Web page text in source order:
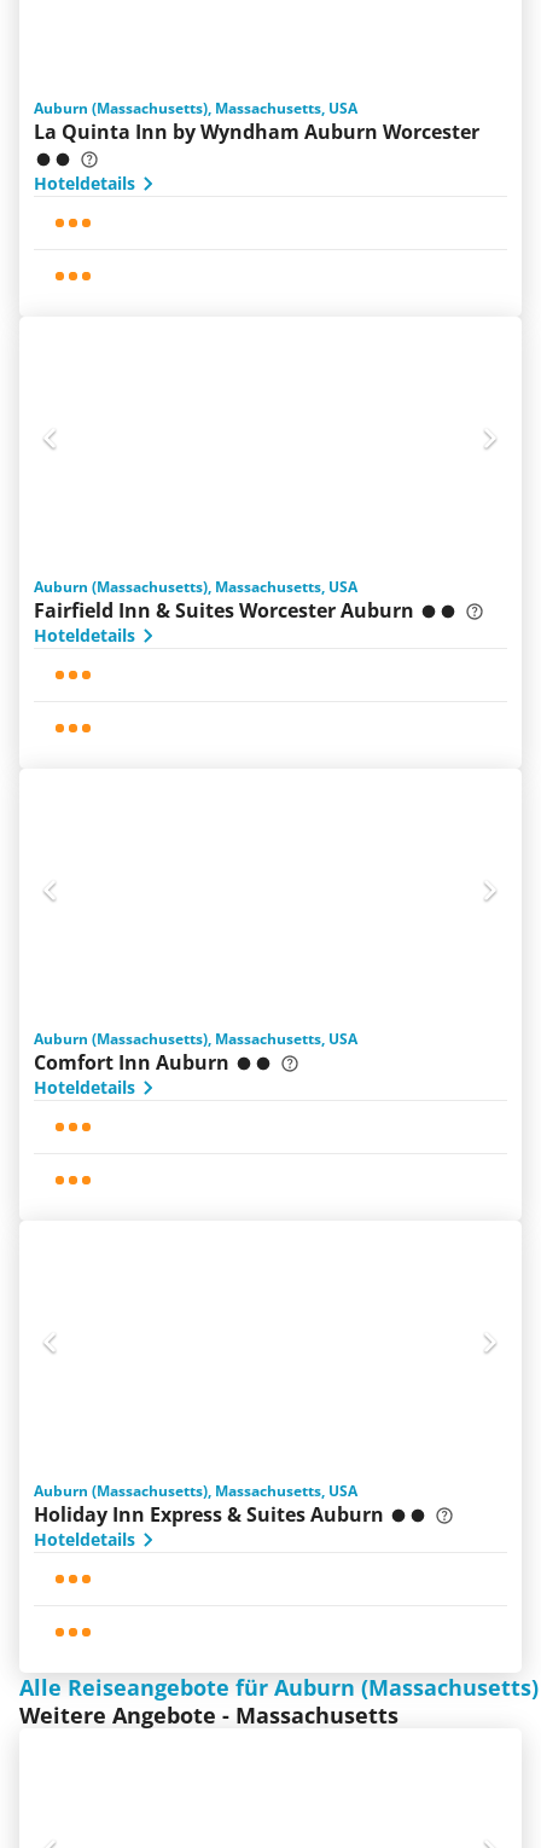
Auburn (Massachusetts), Massachusetts, USA
La Quinta Inn by Wyndham Auburn Worcester
Hoteldetails
Auburn (Massachusetts), Massachusetts, USA
Fairfield Inn & Suites Worcester Auburn
Hoteldetails
Auburn (Massachusetts), Massachusetts, USA
Comfort Inn Auburn
Hoteldetails
Auburn (Massachusetts), Massachusetts, USA
Holiday Inn Express & Suites Auburn
Hoteldetails
Alle Reiseangebote für Auburn (Massachusetts)
Weitere Angebote - Massachusetts